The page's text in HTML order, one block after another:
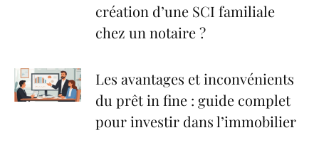
création d’une SCI familiale
chez un notaire ?
Les avantages et inconvénients
du prêt in fine : guide complet
pour investir dans l’immobilier